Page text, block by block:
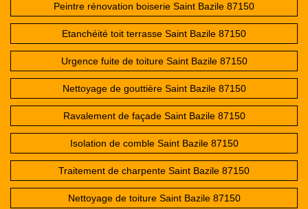
Peintre rénovation boiserie Saint Bazile 87150
Etanchéité toit terrasse Saint Bazile 87150
Urgence fuite de toiture Saint Bazile 87150
Nettoyage de gouttière Saint Bazile 87150
Ravalement de façade Saint Bazile 87150
Isolation de comble Saint Bazile 87150
Traitement de charpente Saint Bazile 87150
Nettoyage de toiture Saint Bazile 87150